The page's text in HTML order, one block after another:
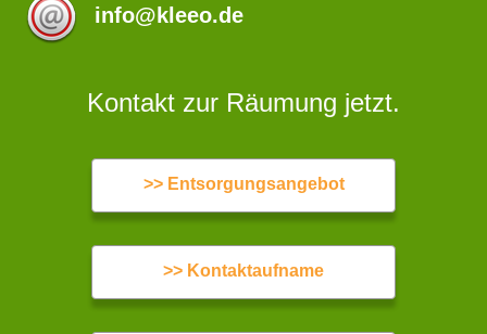
info@kleeo.de
Kontakt zur Räumung jetzt.
>> Entsorgungsangebot
>> Kontaktaufname